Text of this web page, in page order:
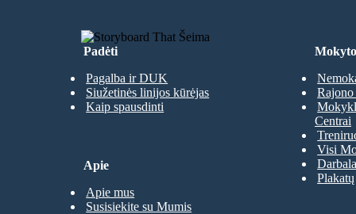
Padėti
Pagalba ir DUK
Siužetinės linijos kūrėjas
Kaip spausdinti
Rajono
Centrai
Visi
Apie
Apie mus
Susisiekite su Mumis